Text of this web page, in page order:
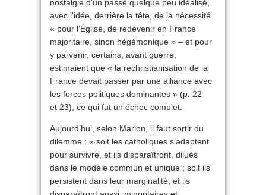
nostalgie d’un passé quelque peu idéalisé,
avec l’idée, derrière la tête, de la nécessité
« pour l’Église, de redevenir en France
majoritaire, sinon hégémonique » – et pour
y parvenir, certains, avant guerre,
estimaient que « la rechristianisation de la
France devait passer par une alliance avec
les forces politiques dominantes » (p. 22
et 23), ce qui fut un échec complet.
Aujourd’hui, selon Marion, il faut sortir du
dilemme : « soit les catholiques s’adaptent
pour survivre, et ils disparaîtront, dilués
dans le modèle commun et unique ; soit ils
persistent dans leur marginalité, et ils